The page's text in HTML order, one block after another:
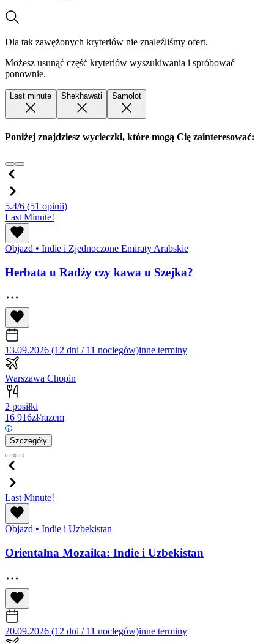
Dla tak zawężonych kryteriów nie znaleźliśmy ofert.
Możesz usunąć część kryteriów wyszukiwania i spróbować
ponownie.
Last minute Shekhawati Samolot
Poniżej znajdziesz wycieczki, które mogą Cię zainteresować:
5.4/6 (51 opinii)
Last Minute!
Objazd • Indie i Zjednoczone Emiraty Arabskie
Herbata u Radży czy kawa u Szejka?
13.09.2026 (12 dni / 11 noclegów)inne terminy
Warszawa Chopin
2 posiłki
16 916zł/razem
Szczegóły
Last Minute!
Objazd • Indie i Uzbekistan
Orientalna Mozaika: Indie i Uzbekistan
20.09.2026 (12 dni / 11 noclegów)inne terminy